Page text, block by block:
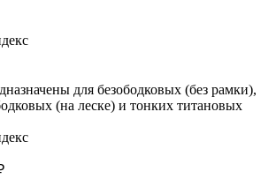
для безободковых (без рамки),
(на леске) и тонких титановых